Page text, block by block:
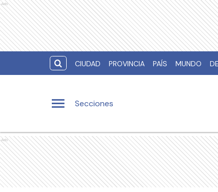
Ads
CIUDAD PROVINCIA PAÍS MUNDO
Secciones
Ads